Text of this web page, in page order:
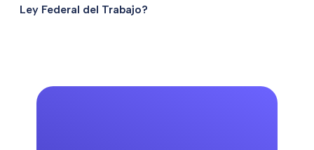
Ley Federal del Trabajo?